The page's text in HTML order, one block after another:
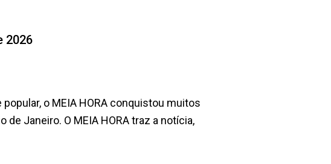
2026
popular, o MEIA HORA conquistou muitos
Janeiro. O MEIA HORA traz a notícia,